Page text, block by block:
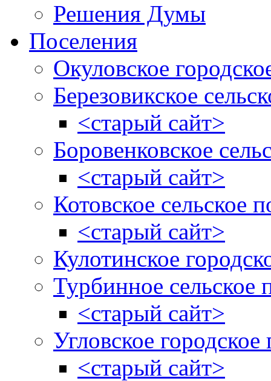
Решения Думы
Поселения
Окуловское
Березовикское
<старый сайт>
Боровенковское
<старый сайт>
Котовское сельское
<старый сайт>
Кулотинское
Турбинное сельское
<старый сайт>
Угловское городское
<старый сайт>